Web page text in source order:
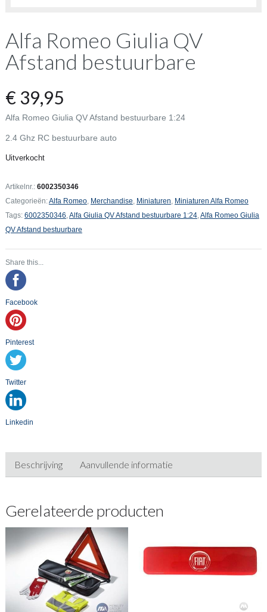
Alfa Romeo Giulia QV
Afstand bestuurbare
€39,95
Alfa Romeo Giulia QV Afstand bestuurbare 1:24
2.4 Ghz RC bestuurbare auto
Uitverkocht
Artikelnr.: 6002350346
Categorieën:Alfa Romeo, Merchandise, Miniaturen, Miniaturen Alfa Romeo
Tags: 6002350346,Alfa Giulia QV Afstand bestuurbare 1:24,Alfa Romeo Giulia
QV Afstand bestuurbare
Share this...
Facebook
Pinterest
Twitter
Linkedin
Beschrijving Aanvullende informatie
Gerelateerde producten